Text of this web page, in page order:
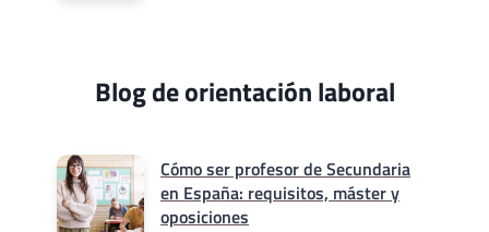
Blog de orientación laboral
Cómo ser profesor de Secundaria
en España: requisitos, máster y
oposiciones